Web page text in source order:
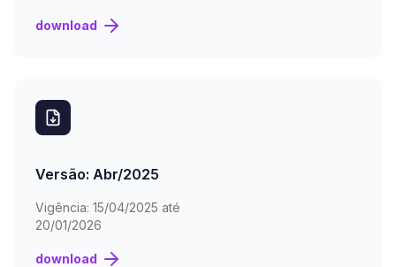
download
Versão: Abr/2025
Vigência: 15/04/2025 até
20/01/2026
download